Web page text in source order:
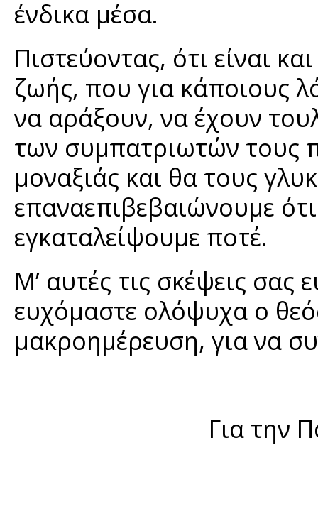
ένδικα μέσα.
Πιστεύοντας, ότι είναι
ζωής, που για κάποιους
να αράξουν, να έχουν
των συμπατριωτών τους
μοναξιάς και θα τους
επαναεπιβεβαιώνουμε
εγκαταλείψουμε ποτέ.
Μ’ αυτές τις σκέψεις σας
ευχόμαστε ολόψυχα ο
μακροημέρευση, για να
Για την